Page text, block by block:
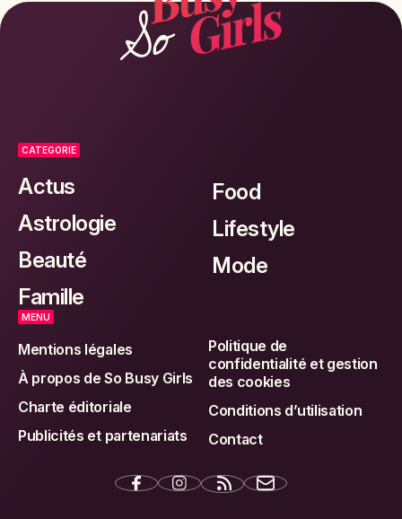
CATEGORIE
Actus
Astrologie
Beauté
Famille
Food
Lifestyle
Mode
MENU
Mentions légales
À propos de So Busy Girls
Charte éditoriale
Publicités et partenariats
Politique de
confidentialité et gestion
des cookies
Conditions d’utilisation
Contact